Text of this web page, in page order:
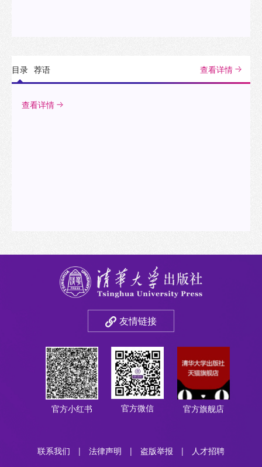
目录 荐语 查看详情
查看详情
友情链接
官方小红书 官方微信 官方旗舰店
联系我们 | 法律声明 | 盗版举报 | 人才招聘